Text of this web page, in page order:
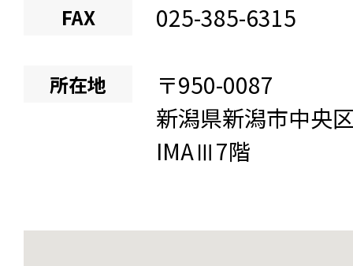
FAX 025-385-6315
所在地 〒950-0087
新潟県新潟市中央
IMAⅢ7階